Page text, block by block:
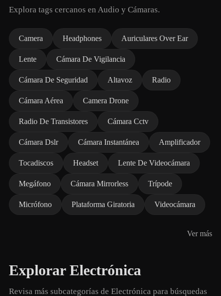
Explora tags cercanos en Audio y Cámaras.
Camera Headphones Auriculares Over Ear
Lente Cámara De Vigilancia
Cámara De Seguridad Altavoz Radio
Cámara Aérea Camera Drone
Radio De Transistores Cámara Cctv
Cámara Dslr Cámara Instantánea Amplificador
Tocadiscos Headset Lente De Videocámara
Megáfono Cámara Mirrorless Trípode
Micrófono Plataforma Giratoria Videocámara
Ver más
Explorar Electrónica
Revisa más subcategorías de Electrónica para búsquedas